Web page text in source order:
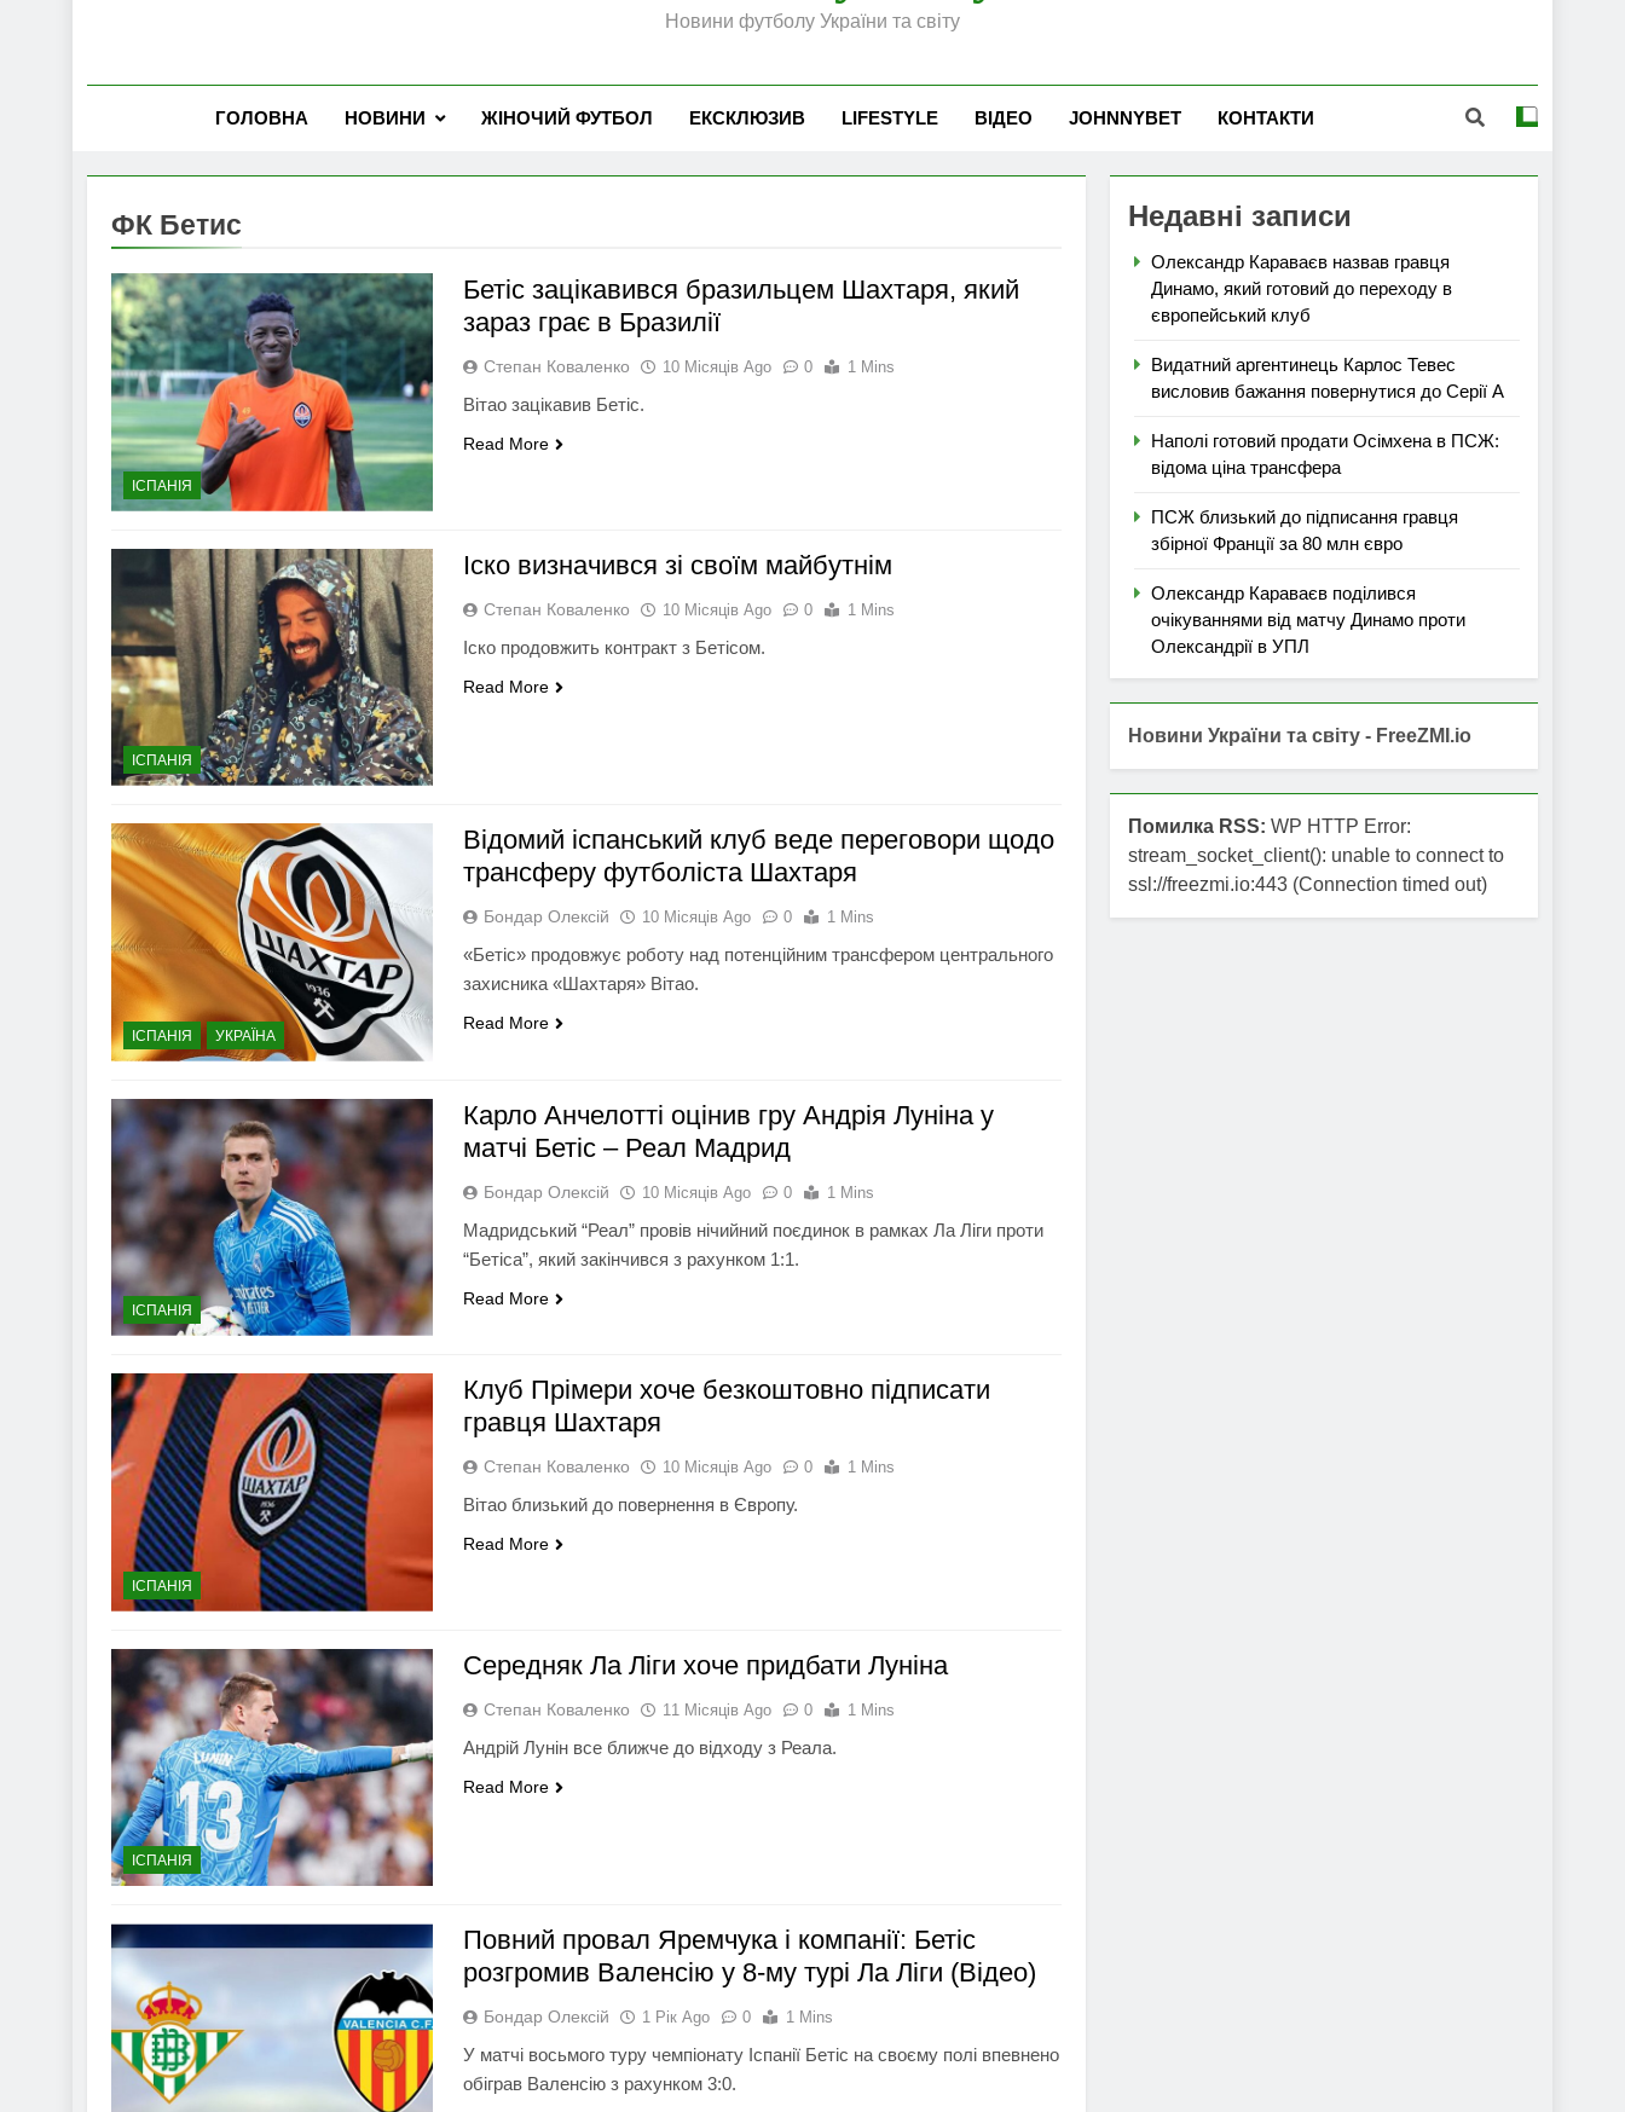
Новини футболу України та світу
ГОЛОВНА НОВИНИ ЖІНОЧИЙ ФУТБОЛ ЕКСКЛЮЗИВ LIFESTYLE ВІДЕО JOHNNYBET КОНТАКТИ
ФК Бетис
ІСПАНІЯ
Бетіс зацікавився бразильцем Шахтаря, який
зараз грає в Бразилії
Степан Коваленко 10 Місяців Ago 0 1 Mins
Вітао зацікавив Бетіс.
Read More
ІСПАНІЯ
Іско визначився зі своїм майбутнім
Степан Коваленко 10 Місяців Ago 0 1 Mins
Іско продовжить контракт з Бетісом.
Read More
ІСПАНІЯ УКРАЇНА
Відомий іспанський клуб веде переговори щодо
трансферу футболіста Шахтаря
Бондар Олексій 10 Місяців Ago 0 1 Mins
«Бетіс» продовжує роботу над потенційним трансфером центрального
захисника «Шахтаря» Вітао.
Read More
ІСПАНІЯ
Карло Анчелотті оцінив гру Андрія Луніна у
матчі Бетіс – Реал Мадрид
Бондар Олексій 10 Місяців Ago 0 1 Mins
Мадридський “Реал” провів нічийний поєдинок в рамках Ла Ліги проти
“Бетіса”, який закінчився з рахунком 1:1.
Read More
ІСПАНІЯ
Клуб Прімери хоче безкоштовно підписати
гравця Шахтаря
Степан Коваленко 10 Місяців Ago 0 1 Mins
Вітао близький до повернення в Європу.
Read More
ІСПАНІЯ
Середняк Ла Ліги хоче придбати Луніна
Степан Коваленко 11 Місяців Ago 0 1 Mins
Андрій Лунін все ближче до відходу з Реала.
Read More
Повний провал Яремчука і компанії: Бетіс
розгромив Валенсію у 8-му турі Ла Ліги (Відео)
Бондар Олексій 1 Рік Ago 0 1 Mins
У матчі восьмого туру чемпіонату Іспанії Бетіс на своєму полі впевнено
обіграв Валенсію з рахунком 3:0.
Недавні записи
Олександр Караваєв назвав гравця
Динамо, який готовий до переходу в
європейський клуб
Видатний аргентинець Карлос Тевес
висловив бажання повернутися до Серії А
Наполі готовий продати Осімхена в ПСЖ:
відома ціна трансфера
ПСЖ близький до підписання гравця
збірної Франції за 80 млн євро
Олександр Караваєв поділився
очікуваннями від матчу Динамо проти
Олександрії в УПЛ
Новини України та світу - FreeZMI.io
Помилка RSS: WP HTTP Error:
stream_socket_client(): unable to connect to
ssl://freezmi.io:443 (Connection timed out)